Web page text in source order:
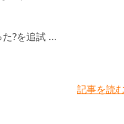
?を追試 ...
記事を読